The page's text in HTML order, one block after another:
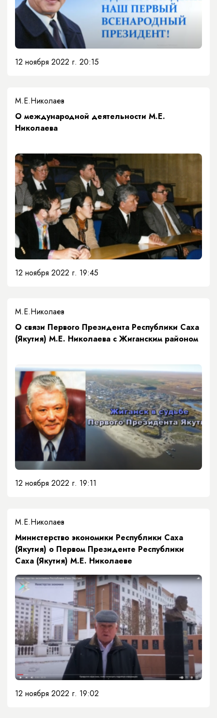
12 ноября 2022 г. 20:15
М.Е.Николаев
О международной деятельности М.Е.
Николаева
12 ноября 2022 г. 19:45
М.Е.Николаев
О связи Первого Президента Республики Саха
(Якутия) М.Е. Николаева с Жиганским районом
12 ноября 2022 г. 19:11
М.Е.Николаев
Министерство экономики Республики Саха
(Якутия) о Первом Президенте Республики
Саха (Якутия) М.Е. Николаеве
12 ноября 2022 г. 19:02